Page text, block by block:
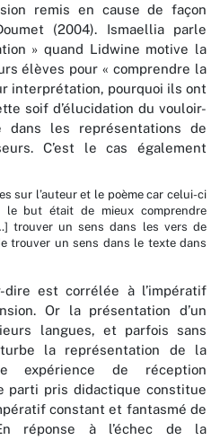
remis en cause de façon
(2004). Ismaellia parle
» quand Lidwine motive la
élèves pour « comprendre la
interprétation, pourquoi ils ont
soif d’élucidation du vouloir-
dans les représentations de
C’est le cas également
sur l’auteur et le poème car celui-ci
but était de mieux comprendre
trouver un sens dans les vers de
trouver un sens dans le texte dans
est corrélée à l’impératif
Or la présentation d’un
langues, et parfois sans
la représentation de la
expérience de réception
parti pris didactique constitue
constant et fantasmé de
réponse à l’échec de la